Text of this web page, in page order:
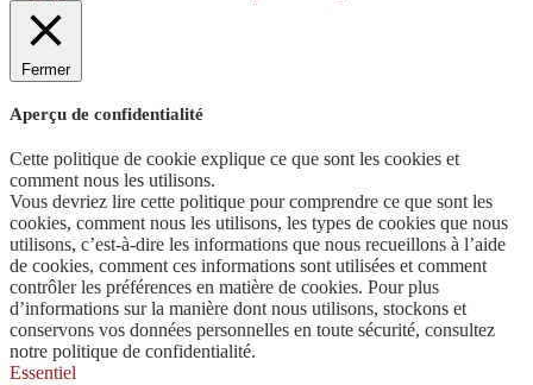
Fermer
Aperçu de confidentialité
Cette politique de cookie explique ce que sont les cookies et
comment nous les utilisons.
Vous devriez lire cette politique pour comprendre ce que sont les
cookies, comment nous les utilisons, les types de cookies que nous
utilisons, c’est-à-dire les informations que nous recueillons à l’aide
de cookies, comment ces informations sont utilisées et comment
contrôler les préférences en matière de cookies. Pour plus
d’informations sur la manière dont nous utilisons, stockons et
conservons vos données personnelles en toute sécurité, consultez
notre politique de confidentialité.
Essentiel